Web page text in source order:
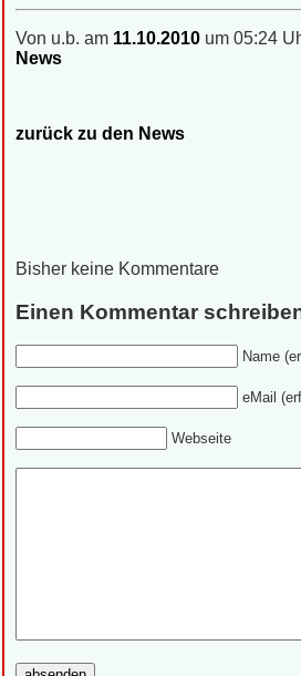
Von u.b. am 11.10.2010 um 05:24
News
zurück zu den News
Bisher keine Kommentare
Einen Kommentar
Name
eMail
Webseite